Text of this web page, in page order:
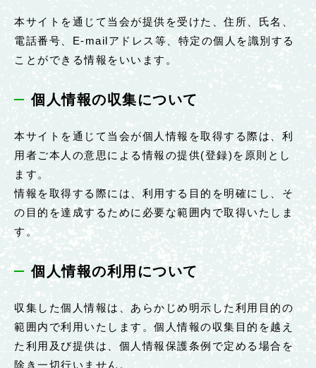
本サイトを通じて当会が提供を受けた、住所、氏名、
電話番号、E-mailアドレス等、特定の個人を識別する
ことができる情報をいいます。
個人情報の収集について
本サイトを通じて当会が個人情報を取得する際は、利
用者ご本人の意思による情報の提供(登録)を原則とし
ます。
情報を取得する際には、利用する目的を明確にし、そ
の目的を達成するために必要な範囲内で取得いたしま
す。
個人情報の利用について
収集した個人情報は、あらかじめ明示した利用目的の
範囲内で利用いたします。個人情報の収集目的を越え
た利用及び提供は、個人情報保護条例で定める場合を
除き一切行いません。